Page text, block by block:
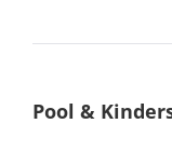
Pool &